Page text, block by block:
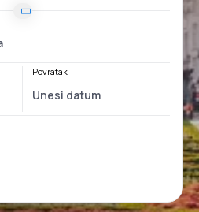
Povratak